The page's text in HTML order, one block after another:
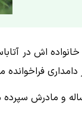
اش در
ادامه عملیات یک مسئولیت